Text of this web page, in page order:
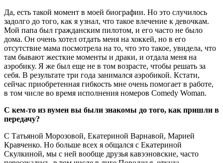
Да, есть такой момент в моей биографии. Но это случилось
задолго до того, как я узнал, что такое влечение к девочкам.
Мой папа был гражданским пилотом, и его часто не было
дома. Он очень хотел отдать меня на хоккей, но в его
отсутствие мама посмотрела на то, что это такое, увидела, что
там бывают жесткие моменты и драки, и отдала меня на
аэробику. Я же был еще не в том возрасте, чтобы решать за
себя. В результате три года занимался аэробикой. Кстати,
сейчас приобретенная гибкость мне очень помогает в работе,
в том числе во время исполнения номеров Comedy Woman.
С кем-то из вумен вы были знакомы до того, как пришли в
передачу?
С Татьяной Морозовой, Екатериной Варнавой, Марией
Кравченко. Но больше всех я общался с Екатериной
Скулкиной, мы с ней вообще друзья кавээновские, часто